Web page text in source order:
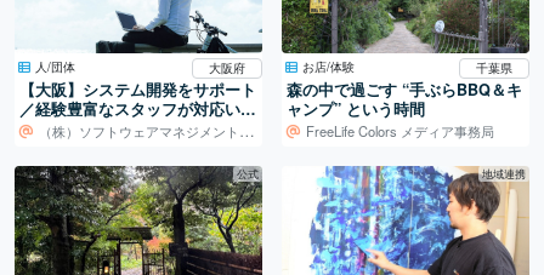
人/団体 大阪府
【大阪】システム開発をサポート
／経験豊富なスタッフが対応いた
します！
（株）ソフトウェアマネジメントセンター
お店/体験 千葉県
森の中で過ごす “手ぶらBBQ＆キ
ャンプ” という時間
FreeLife Colors メディア事務局
公式 地域連携